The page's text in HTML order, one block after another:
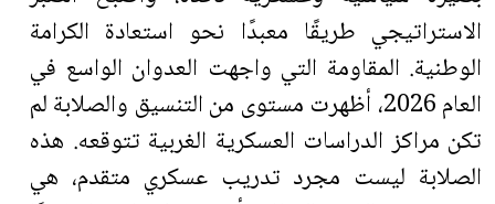
الاستراتيجي طريقًا معبدًا نحو استعادة الكرامة
الوطنية. المقاومة التي واجهت العدوان الواسع في
العام 2026، أظهرت مستوى من التنسيق والصلابة لم
تكن مراكز الدراسات العسكرية الغربية تتوقعه. هذه
الصلابة ليست مجرد تدريب عسكري متقدم، هي